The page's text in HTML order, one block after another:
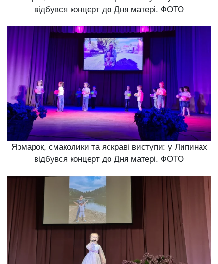
відбувся концерт до Дня матері. ФОТО
Ярмарок, смаколики та яскраві виступи: у Липинах
відбувся концерт до Дня матері. ФОТО